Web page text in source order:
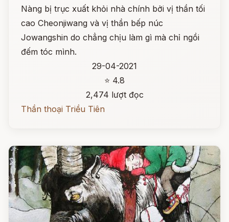
Nàng bị trục xuất khỏi nhà chính bởi vị thần tối
cao Cheonjiwang và vị thần bếp núc
Jowangshin do chẳng chịu làm gì mà chỉ ngồi
đếm tóc mình.
29-04-2021
⭐ 4.8
2,474 lượt đọc
Thần thoại Triều Tiên